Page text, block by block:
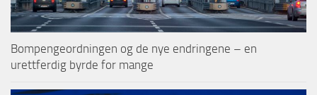
Bompengeordningen og de nye endringene – en
urettferdig byrde for mange